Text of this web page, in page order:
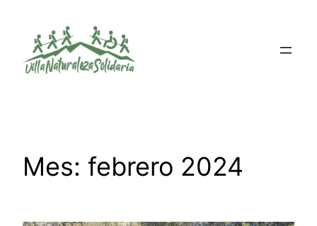
contenido
Mes: febrero 2024